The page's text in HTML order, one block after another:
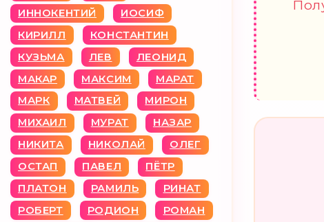
ИННОКЕНТИЙ
ИОСИФ
КИРИЛЛ
КОНСТАНТИН
КУЗЬМА
ЛЕВ
ЛЕОНИД
МАКАР
МАКСИМ
МАРАТ
МАРК
МАТВЕЙ
МИРОН
МИХАИЛ
МУРАТ
НАЗАР
НИКИТА
НИКОЛАЙ
ОЛЕГ
ОСТАП
ПАВЕЛ
ПЁТР
ПЛАТОН
РАМИЛЬ
РИНАТ
РОБЕРТ
РОДИОН РОМАН